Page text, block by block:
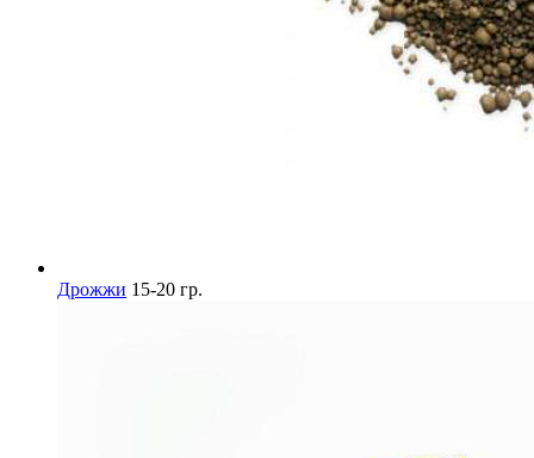
Дрожжи 15-20 гр.